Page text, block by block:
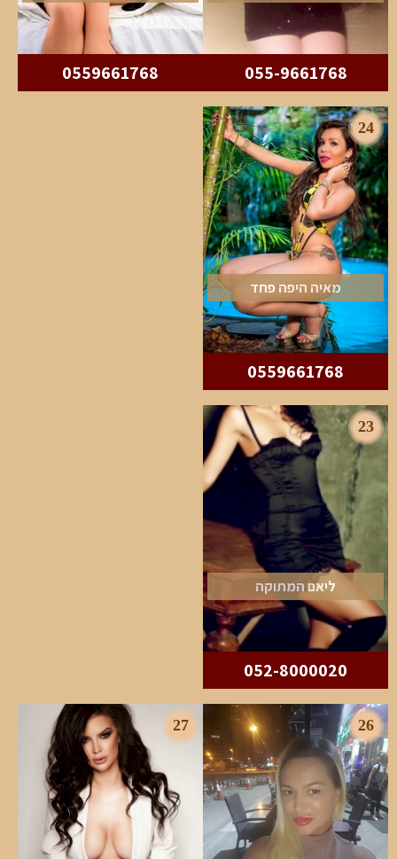
055-9661768
0559661768
24
מאיה היפה פחד
0559661768
23
ליאם המתוקה
052-8000020
26
27